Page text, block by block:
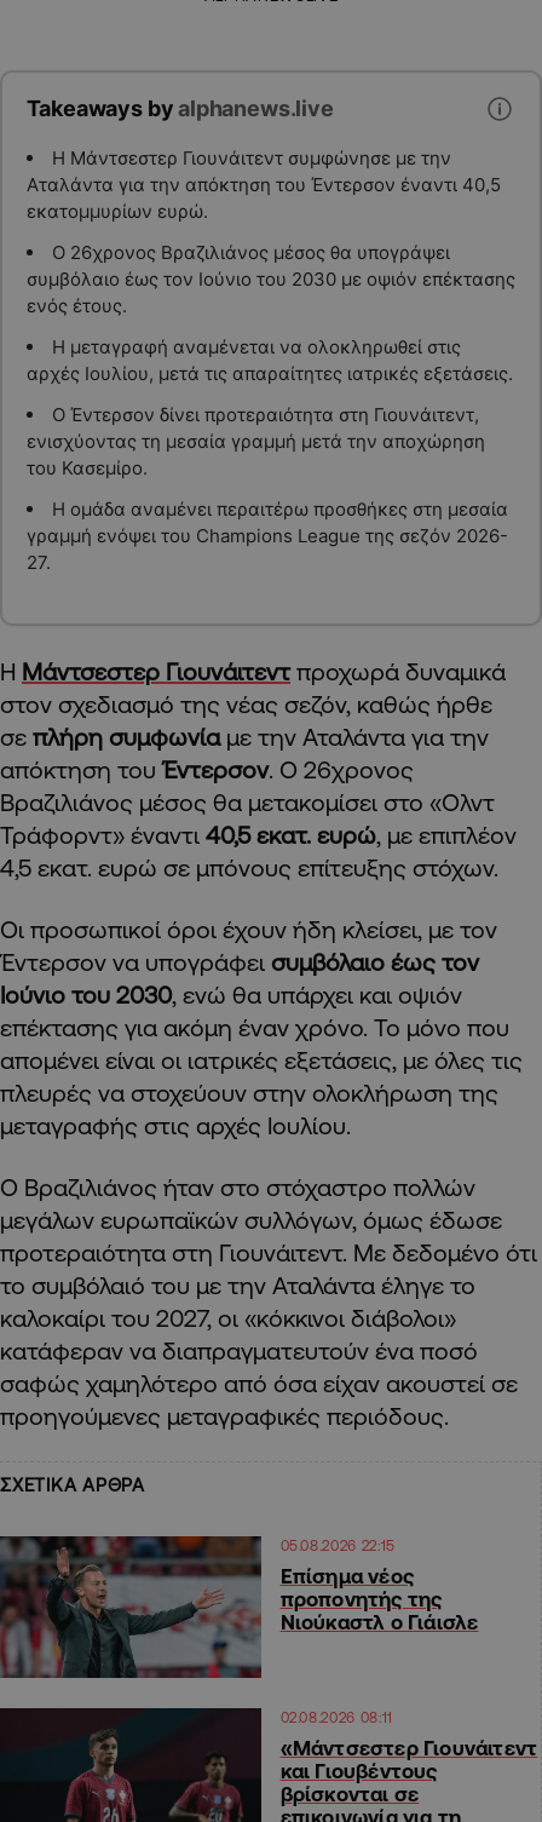
Takeaways byalphanews.live
Η Μάντσεστερ Γιουνάιτεντ συμφώνησε με την
Αταλάντα για την απόκτηση του Έντερσον έναντι 40,5
εκατομμυρίων ευρώ.
Ο 26χρονος Βραζιλιάνος μέσος θα υπογράψει
συμβόλαιο έως τον Ιούνιο του 2030 με οψιόν επέκτασης
ενός έτους.
Η μεταγραφή αναμένεται να ολοκληρωθεί στις
αρχές Ιουλίου, μετά τις απαραίτητες ιατρικές εξετάσεις.
Ο Έντερσον δίνει προτεραιότητα στη Γιουνάιτεντ,
ενισχύοντας τη μεσαία γραμμή μετά την αποχώρηση
του Κασεμίρο.
Η ομάδα αναμένει περαιτέρω προσθήκες στη μεσαία
γραμμή ενόψει του Champions League της σεζόν 2026-
27.
Η Μάντσεστερ Γιουνάιτεντπροχωρά δυναμικά
στον σχεδιασμό της νέας σεζόν, καθώς ήρθε
σε πλήρη συμφωνίαμε την Αταλάντα για την
απόκτηση τουΈντερσον. Ο 26χρονος
Βραζιλιάνος μέσος θα μετακομίσει στο «Ολντ
Τράφορντ» έναντι 40,5 εκατ. ευρώ, με επιπλέον
4,5 εκατ. ευρώ σε μπόνους επίτευξης στόχων.
Οι προσωπικοί όροι έχουν ήδη κλείσει, με τον
Έντερσον να υπογράφει συμβόλαιο έως τον
Ιούνιο του 2030, ενώ θα υπάρχει και οψιόν
επέκτασης για ακόμη έναν χρόνο. Το μόνο που
απομένει είναι οι ιατρικές εξετάσεις, με όλες τις
πλευρές να στοχεύουν στην ολοκλήρωση της
μεταγραφής στις αρχές Ιουλίου.
Ο Βραζιλιάνος ήταν στο στόχαστρο πολλών
μεγάλων ευρωπαϊκών συλλόγων, όμως έδωσε
προτεραιότητα στη Γιουνάιτεντ. Με δεδομένο ότι
το συμβόλαιό του με την Αταλάντα έληγε το
καλοκαίρι του 2027, οι «κόκκινοι διάβολοι»
κατάφεραν να διαπραγματευτούν ένα ποσό
σαφώς χαμηλότερο από όσα είχαν ακουστεί σε
προηγούμενες μεταγραφικές περιόδους.
ΣΧΕΤΙΚΑ ΑΡΘΡΑ
05.08.2026 22:15
Επίσημα νέος
προπονητής της
Νιούκαστλ ο Γιάισλε
02.08.2026 08:11
«Μάντσεστερ Γιουνάιτεντ
και Γιουβέντους
βρίσκονται σε
επικοινωνία για τη